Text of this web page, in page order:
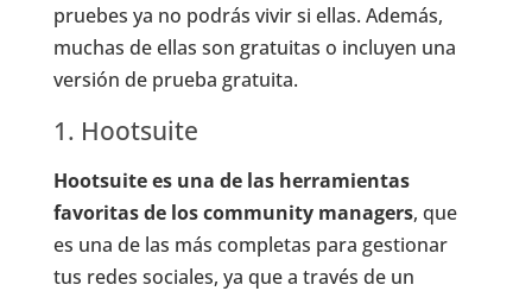
pruebes ya no podrás vivir si ellas. Además,
muchas de ellas son gratuitas o incluyen una
versión de prueba gratuita.
1. Hootsuite
Hootsuite es una de las herramientas
favoritas de los community managers, que
es una de las más completas para gestionar
tus redes sociales, ya que a través de un